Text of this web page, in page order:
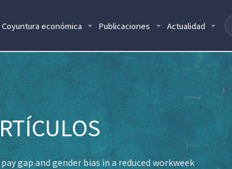
Coyuntura económica Publicaciones Actualidad
pay gap and gender bias in a reduced workweek